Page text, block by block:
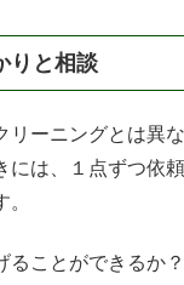
りと相談
リーニングとは異
には、１点ずつ依
ることができるか？